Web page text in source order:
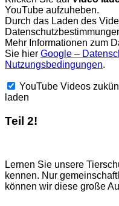
YouTube aufzuheben.
Durch das Laden des
Mehr Informationen zum
Sie hier Google –
Nutzungsbedingungen.
YouTube Videos
laden
Teil 2!
Lernen Sie unsere
kennen. Nur
können wir diese große